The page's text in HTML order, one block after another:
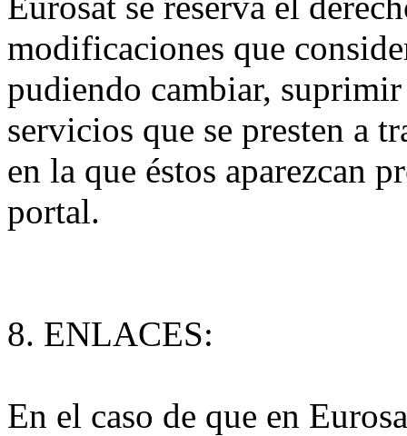
modificaciones que
pudiendo cambiar,
servicios que se presten a
en la que éstos aparezcan
portal.
8. ENLACES:
En el caso de que en